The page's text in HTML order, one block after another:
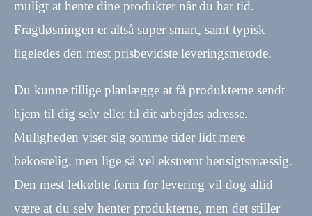
muligt at hente dine produkter når du har tid.
Fragtløsningen er altså super smart, samt typisk
ligeledes den mest prisbevidste leveringsmetode.
Du kunne tillige planlægge at få produkterne sendt
hjem til dig selv eller til dit arbejdes adresse.
Muligheden viser sig somme tider lidt mere
bekostelig, men lige så vel ekstremt hensigtsmæssig.
Den mest letkøbte form for levering vil dog altid
være at du selv henter produkterne, men det stiller